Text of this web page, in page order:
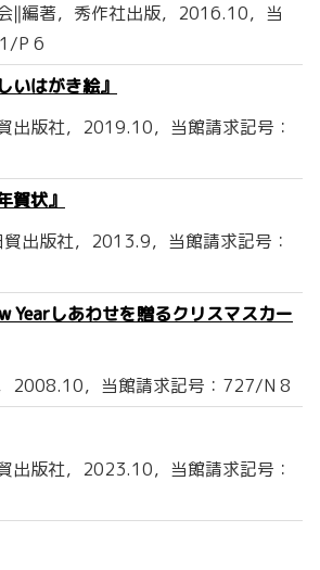
‖編著，秀作社出版，2016.10，当
P 6
いはがき絵』
出版社，2019.10，当館請求記号：
賀状』
出版社，2013.9，当館請求記号：
Yearしあわせを贈るクリスマスカー
2008.10，当館請求記号：727/N 8
出版社，2023.10，当館請求記号：